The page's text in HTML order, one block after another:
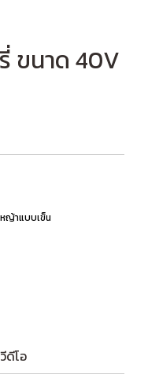
ขนาด 40V
ญ้าแบบเข็น
วีดีโอ